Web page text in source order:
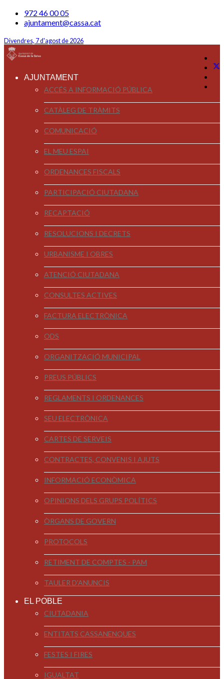
972 46 00 05
ajuntament@cassa.cat
Divendres, 7 d'agost de 2026
AJUNTAMENT
ACCÉS A INFORMACIÓ PÚBLICA
CATÀLEG DE TRÀMITS
COMUNICACIÓ
EL MEU ESPAI
ORDENANCES FISCALS
PARTICIPACIÓ CIUTADANA
RECAPTACIÓ
RESOLUCIONS I DECRETS
URBANISME I OBRES
ATENCIÓ CIUTADANA
CONSULTES ACTIVES
FACTURA ELECTRÒNICA
ODS
ORGANITZACIÓ MUNICIPAL
PREUS PÚBLICS
REGLAMENTS I ORDENANCES
SEU ELECTRÒNICA
CARTES DE SERVEIS
CONTRACTES, CONVENIS I AJUTS
INFORMACIÓ ECONÒMICA
OPINIONS DELS GRUPS POLÍTICS
ÒRGANS DE GOVERN
PROTOCOLS
RETIMENT DE COMPTES - PAM
TAULER D'ANUNCIS
EL POBLE
CIUTADANIA
ENTITATS CASSANENQUES
FESTES I FIRES
IGUALTAT